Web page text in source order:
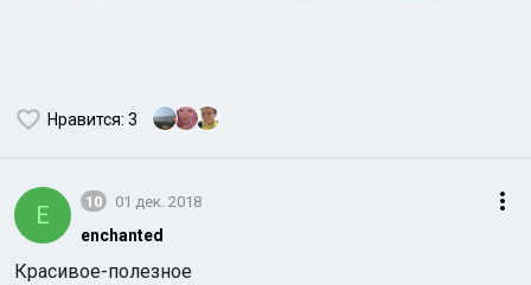
Нравится: 3
E 10 01 дек. 2018
enchanted
Красивое-полезное